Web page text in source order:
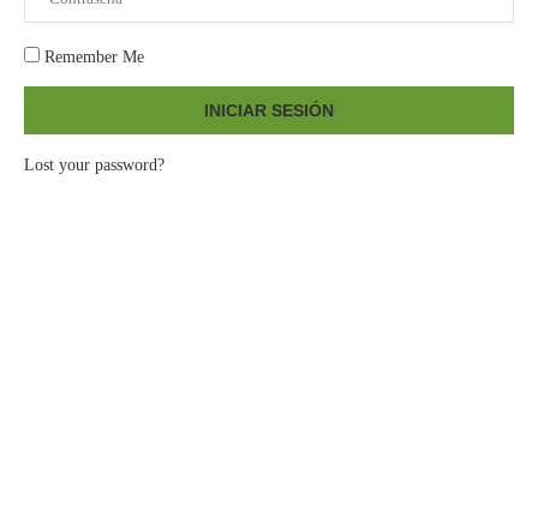
Remember Me
INICIAR SESIÓN
Lost your password?